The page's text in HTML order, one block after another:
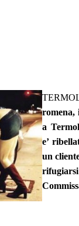
romena,
a
e’
un